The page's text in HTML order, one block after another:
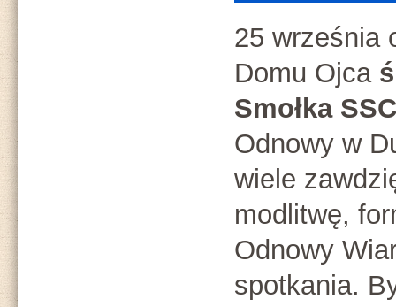
25 września
Domu Ojca
Smołka
Odnowy w
wiele
modlitwę,
Odnowy
spotkania.